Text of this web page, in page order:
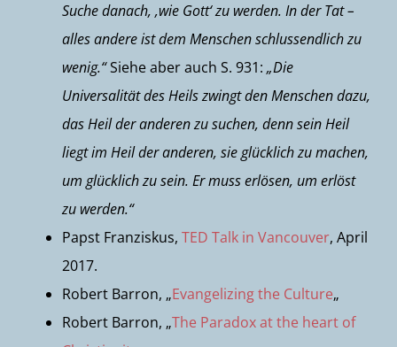
Suche danach, ‚wie Gott‘ zu werden. In der Tat –
alles andere ist dem Menschen schlussendlich zu
wenig.“Siehe aber auch S. 931: „Die
Universalität des Heils zwingt den Menschen dazu,
das Heil der anderen zu suchen, denn sein Heil
liegt im Heil der anderen, sie glücklich zu machen,
um glücklich zu sein. Er muss erlösen, um erlöst
zu werden.“
Papst Franziskus, TED Talk in Vancouver, April
2017.
Robert Barron, „Evangelizing the Culture„
Robert Barron, „The Paradox at the heart of